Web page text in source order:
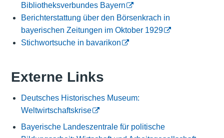
Bibliotheksverbundes Bayern
Berichterstattung über den Börsenkrach in
bayerischen Zeitungen im Oktober 1929
Stichwortsuche in bavarikon
Externe Links
Deutsches Historisches Museum:
Weltwirtschaftskrise
Bayerische Landeszentrale für politische